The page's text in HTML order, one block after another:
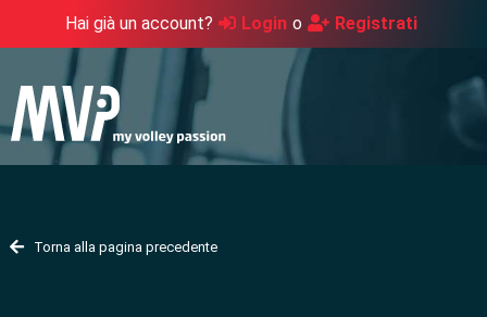
Hai già un account? Login o Registrati
Torna alla pagina precedente